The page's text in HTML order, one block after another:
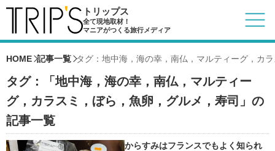
トリップス
全て現地取材！
マニアがつくる旅行メディア
HOME 記事一覧 タグ：地中海，海の幸，南仏，マルティーグ，カ
タグ：「地中海，海の幸，南仏，マルティー
グ，カラスミ，ぼら，魚卵，グルメ，寿司」の
記事一覧
からすみはフランスでもよく知られ